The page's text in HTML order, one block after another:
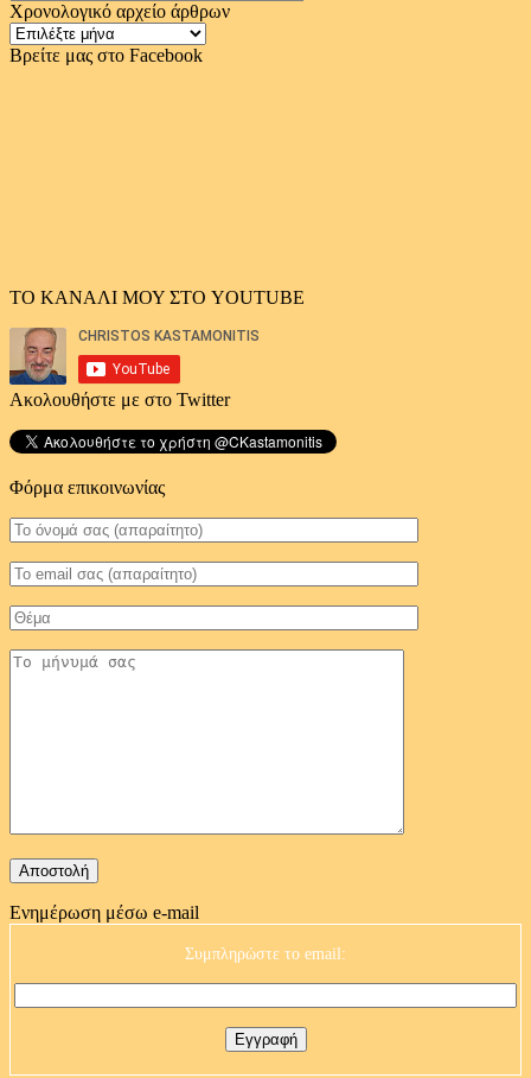
Χρονολογικό αρχείο άρθρων
Χρονολογικό
αρχείο
Βρείτε μας στο Facebook
ΤΟ ΚΑΝΑΛΙ ΜΟΥ ΣΤΟ YOUTUBE
Ακολουθήστε με στο Twitter
Φόρμα επικοινωνίας
Ενημέρωση μέσω e-mail
Συμπληρώστε το email: